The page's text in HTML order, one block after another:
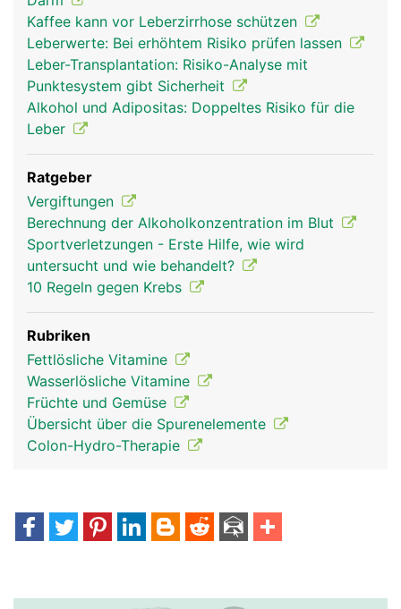
leber frau
Kaffee kann vor Leberzirrhose schützen
Leberwerte: Bei erhöhtem Risiko prüfen lassen
Leber-Transplantation: Risiko-Analyse mit
Punktesystem gibt Sicherheit
Alkohol und Adipositas: Doppeltes Risiko für die
Leber
Ratgeber
Vergiftungen
Berechnung der Alkoholkonzentration im Blut
Sportverletzungen - Erste Hilfe, wie wird
untersucht und wie behandelt?
10 Regeln gegen Krebs
Rubriken
Fettlösliche Vitamine
Wasserlösliche Vitamine
Früchte und Gemüse
Übersicht über die Spurenelemente
Colon-Hydro-Therapie